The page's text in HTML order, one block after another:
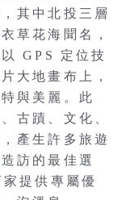
其中北投三層
草花海聞名，
GPS 定位技
大地畫布上，
與美麗。此
古蹟、文化、
產生許多旅遊
訪的最佳選
提供專屬優